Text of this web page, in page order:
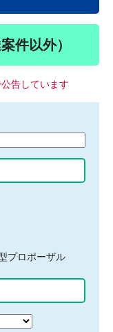
件以外）
公告しています
プロポーザル